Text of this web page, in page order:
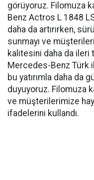
görüyoruz. Filomuza
Benz Actros L 1848
daha da artırırken,
sunmayı ve
kalitesini daha da ileri
Mercedes-Benz Türk
bu yatırımla daha da
duyuyoruz. Filomuza
ve müşterilerimize
ifadelerini kullandı.